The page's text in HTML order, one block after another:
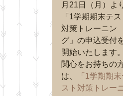
月21日（月）よ
「1学期期末テ
対策トレーニン
グ」の申込受付
開始いたします
関心をお持ちの
は、
「1学期期
スト対策トレー